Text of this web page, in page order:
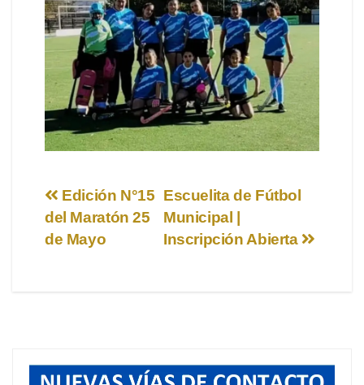
Navegación
de
Escuelita de Fútbol
Municipal |
Inscripción Abierta
Edición N°15
del Maratón 25
de Mayo